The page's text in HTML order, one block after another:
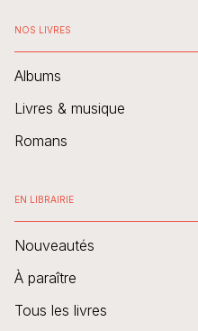
NOS LIVRES
Albums
Livres & musique
Romans
EN LIBRAIRIE
Nouveautés
À paraître
Tous les livres